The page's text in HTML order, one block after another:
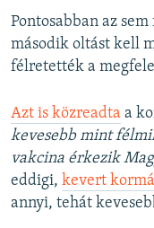
Pontosabban az
második oltást kell
félretették a
Azt is közreadta a
kevesebb mint
vakcina érkezik
eddigi, kevert
annyi, tehát